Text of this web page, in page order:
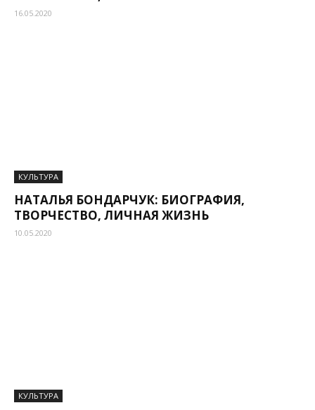
16.05.2020
КУЛЬТУРА
НАТАЛЬЯ БОНДАРЧУК: БИОГРАФИЯ,
ТВОРЧЕСТВО, ЛИЧНАЯ ЖИЗНЬ
10.05.2020
КУЛЬТУРА